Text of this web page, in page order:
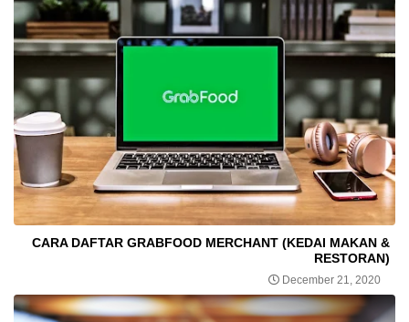
CARA DAFTAR GRABFOOD MERCHANT (KEDAI MAKAN &
RESTORAN)
December 21, 2020